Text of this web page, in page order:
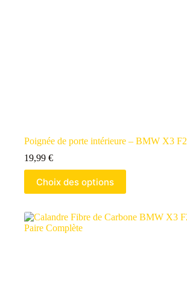
Poignée de porte intérieure – BMW X3
19,99 €
Choix des options